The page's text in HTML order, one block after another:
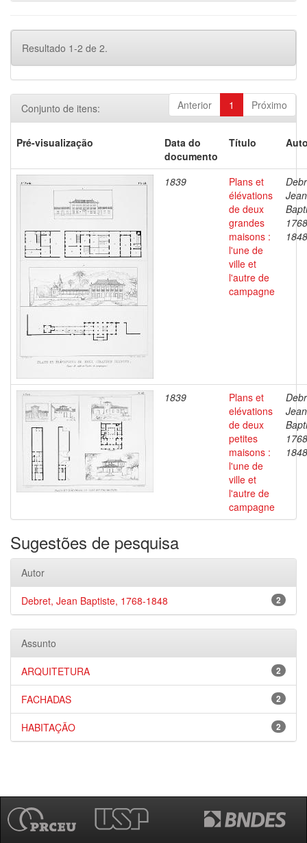
Resultado 1-2 de 2.
Anterior 1 Próximo
Conjunto de itens:
Pré-visualização
Data do
documento
Título
1839
Plans et
élévations
de deux
grandes
maisons :
l'une de
ville et
l'autre de
campagne
Jean
1848
1839
Plans et
elévations
de deux
petites
maisons :
l'une de
ville et
l'autre de
campagne
Jean
1848
Sugestões de pesquisa
Autor
2
Debret, Jean Baptiste, 1768-1848
Assunto
2
ARQUITETURA
2
FACHADAS
2
HABITAÇÃO